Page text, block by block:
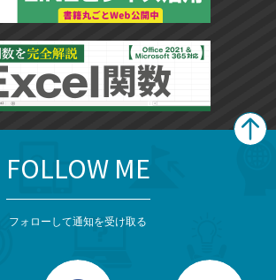
FOLLOW ME
フォローして通知を受け取る